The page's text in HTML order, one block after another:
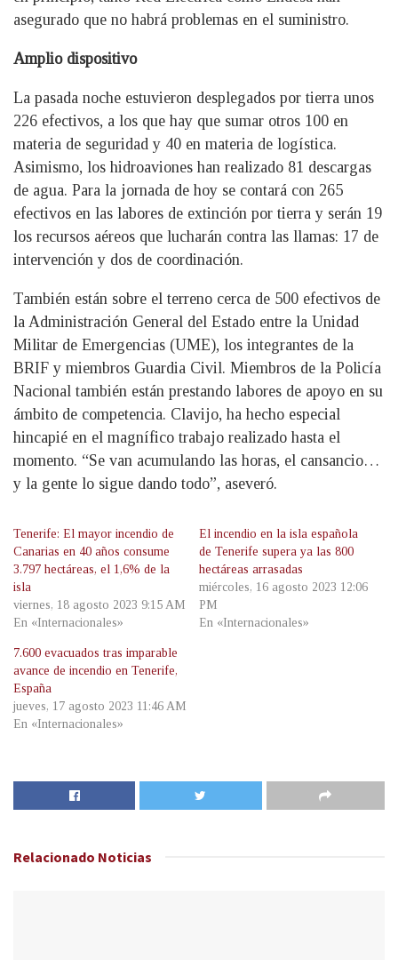
asegurado que no habrá problemas en el suministro.
Amplio dispositivo
La pasada noche estuvieron desplegados por tierra unos
226 efectivos, a los que hay que sumar otros 100 en
materia de seguridad y 40 en materia de logística.
Asimismo, los hidroaviones han realizado 81 descargas
de agua. Para la jornada de hoy se contará con 265
efectivos en las labores de extinción por tierra y serán 19
los recursos aéreos que lucharán contra las llamas: 17 de
intervención y dos de coordinación.
También están sobre el terreno cerca de 500 efectivos de
la Administración General del Estado entre la Unidad
Militar de Emergencias (UME), los integrantes de la
BRIF y miembros Guardia Civil. Miembros de la Policía
Nacional también están prestando labores de apoyo en su
ámbito de competencia. Clavijo, ha hecho especial
hincapié en el magnífico trabajo realizado hasta el
momento. “Se van acumulando las horas, el cansancio…
y la gente lo sigue dando todo”, aseveró.
Tenerife: El mayor incendio de
Canarias en 40 años consume
3.797 hectáreas, el 1,6% de la
isla
viernes, 18 agosto 2023 9:15 AM
En «Internacionales»
El incendio en la isla española
de Tenerife supera ya las 800
hectáreas arrasadas
miércoles, 16 agosto 2023 12:06
PM
En «Internacionales»
7.600 evacuados tras imparable
avance de incendio en Tenerife,
España
jueves, 17 agosto 2023 11:46 AM
En «Internacionales»
Relacionado Noticias